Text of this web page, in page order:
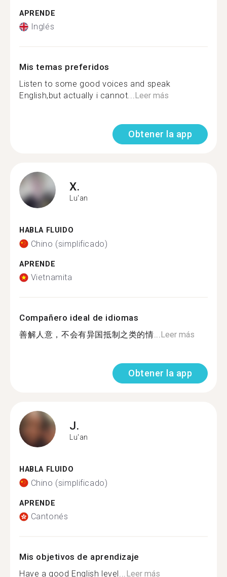
APRENDE
Inglés
Mis temas preferidos
Listen to some good voices and speak
English,but actually i cannot...Leer más
Obtener la app
X.
Lu'an
HABLA FLUIDO
Chino (simplificado)
APRENDE
Vietnamita
Compañero ideal de idiomas
善解人意，不会有异国抵制之类的情...Leer más
Obtener la app
J.
Lu'an
HABLA FLUIDO
Chino (simplificado)
APRENDE
Cantonés
Mis objetivos de aprendizaje
Have a good English level...Leer más